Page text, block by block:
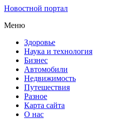
Новостной портал
Меню
Здоровье
Наука и технология
Бизнес
Автомобили
Недвижимость
Путешествия
Разное
Карта сайта
О нас